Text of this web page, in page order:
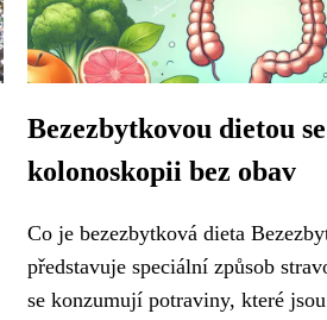
Bezezbytkovou dietou
kolonoskopii bez obav
Co je bezezbytková dieta
představuje speciální způsob
se konzumují potraviny, které